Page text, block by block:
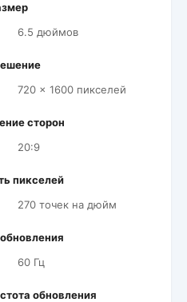
6.5 дюймов
720 x 1600 пикселей
сторон
20:9
пикселей
270 точек на дюйм
60 Гц
обновления